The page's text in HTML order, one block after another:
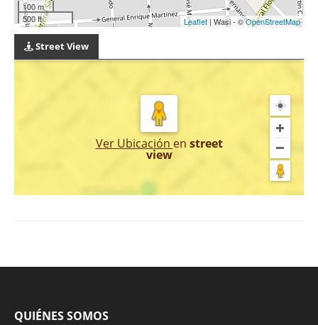
100 m
500 ft
Leaflet | Wasi - ©OpenStreetMap
Street View
Ver Ubicación en street
view
QUIÉNES SOMOS